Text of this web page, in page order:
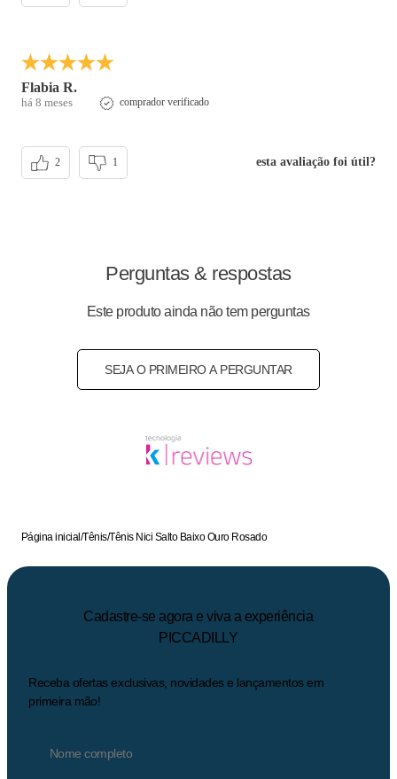
Flabia R.
há 8 meses comprador verificado
esta avaliação foi útil?
2 1
Perguntas & respostas
Este produto ainda não tem perguntas
SEJA O PRIMEIRO A PERGUNTAR
Página inicial/Tênis/Tênis Nici Salto Baixo Ouro Rosado
Cadastre-se agora e viva a experiência
PICCADILLY
Receba ofertas exclusivas, novidades e lançamentos em
primeira mão!